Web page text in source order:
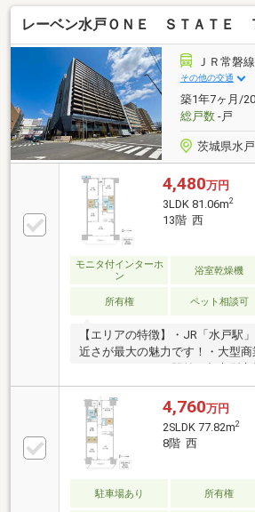
大通りにも出やすい！三の丸小
13分と通学にも優れた立地！ペッ
ご家族もご一緒に！(規約により
レーベン水戸ＯＮＥ ＳＴＡＴＥ
ＪＲ常磐
その他の交通
築1年7ヶ月/
総戸数-戸
茨城県水
4,480万円
3LDK 81.06m2
13階 西
モニタ付インターホ
ン
浴室乾燥機
所有権 ペット相談可
【エリアの特徴】・JR「水戸駅
近さが最大の魅力です！・大型商
川や千波湖など身近に感じられ
ます・名門校や進学塾など、徒歩
り、非常に恵まれた文教エリア
学校：徒歩約12分（約750ｍ）・
（約1000ｍ）・スーパー：車約5
ンビニ：徒歩約4分（約290ｍ）
どお気軽にお問合せください。
TEL029-228-4700お問合せお待
4,760万円
2SLDK 77.82m2
8階 西
駐車場あり 所有権